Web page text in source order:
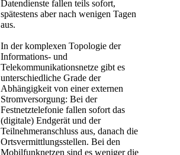
Datendienste fallen teils sofort,
spätestens aber nach wenigen Tagen
aus.
In der komplexen Topologie der
Informations- und
Telekommunikationsnetze gibt es
unterschiedliche Grade der
Abhängigkeit von einer externen
Stromversorgung: Bei der
Festnetztelefonie fallen sofort das
(digitale) Endgerät und der
Teilnehmeranschluss aus, danach die
Ortsvermittlungsstellen. Bei den
Mobilfunknetzen sind es weniger die